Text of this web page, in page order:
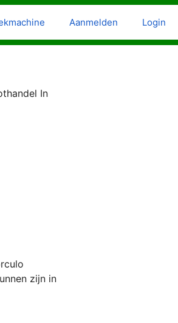
Aanmelden Login
In
zijn in